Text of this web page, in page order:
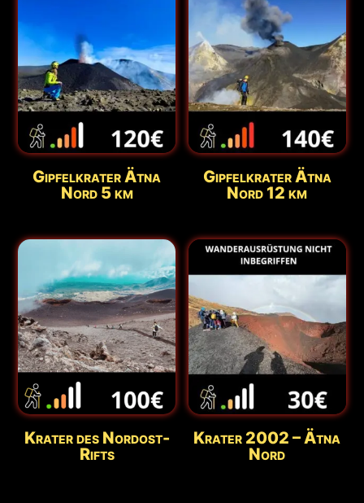
Gipfelkrater Ätna
Nord 5 km
Gipfelkrater Ätna
Nord 12 km
Krater des Nordost-
Rifts
Krater 2002 – Ätna
Nord